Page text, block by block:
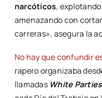
narcóticos,
amenazando con
carreras», asegura la
No hay que confundir
rapero organizaba
llamadas White Parties